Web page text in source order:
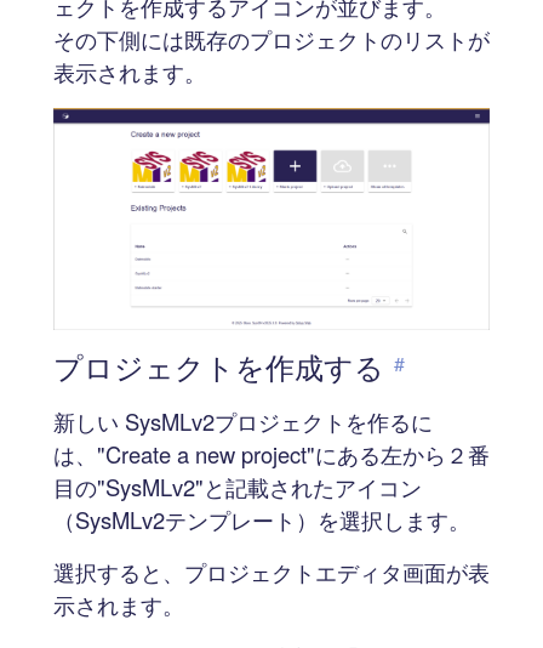
ェクトを作成するアイコンが並びます。
その下側には既存のプロジェクトのリストが
表示されます。
プロジェクトを作成する #
新しい SysMLv2プロジェクトを作るに
は、"Create a new project"にある左から２番
目の"SysMLv2"と記載されたアイコン
（SysMLv2テンプレート）を選択します。
選択すると、プロジェクトエディタ画面が表
示されます。